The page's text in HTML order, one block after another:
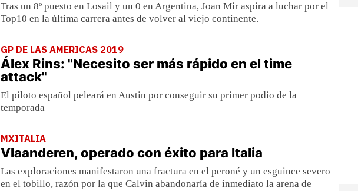
Tras un 8º puesto en Losail y un 0 en Argentina, Joan Mir aspira a luchar por el
Top10 en la última carrera antes de volver al viejo continente.
GP DE LAS AMERICAS 2019
Álex Rins: "Necesito ser más rápido en el time
attack"
El piloto español peleará en Austin por conseguir su primer podio de la
temporada
MXITALIA
Vlaanderen, operado con éxito para Italia
Las exploraciones manifestaron una fractura en el peroné y un esguince severo
en el tobillo, razón por la que Calvin abandonaría de inmediato la arena de